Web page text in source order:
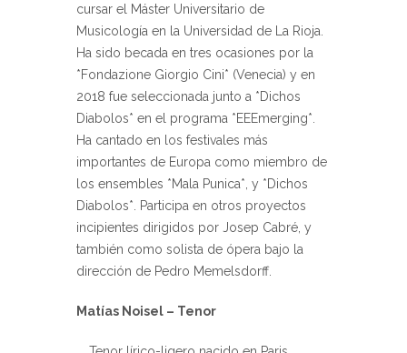
cursar el Máster Universitario de
Musicología en la Universidad de La Rioja.
Ha sido becada en tres ocasiones por la
*Fondazione Giorgio Cini* (Venecia) y en
2018 fue seleccionada junto a *Dichos
Diabolos* en el programa *EEEmerging*.
Ha cantado en los festivales más
importantes de Europa como miembro de
los ensembles *Mala Punica*, y *Dichos
Diabolos*. Participa en otros proyectos
incipientes dirigidos por Josep Cabré, y
también como solista de ópera bajo la
dirección de Pedro Memelsdorff.
Matías Noisel – Tenor